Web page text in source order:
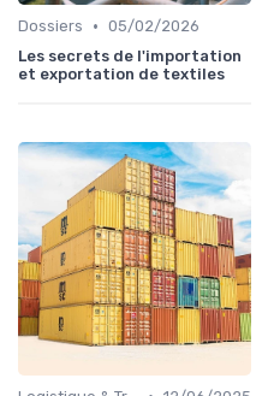
Dossiers • 05/02/2026
Les secrets de l'importation
et exportation de textiles